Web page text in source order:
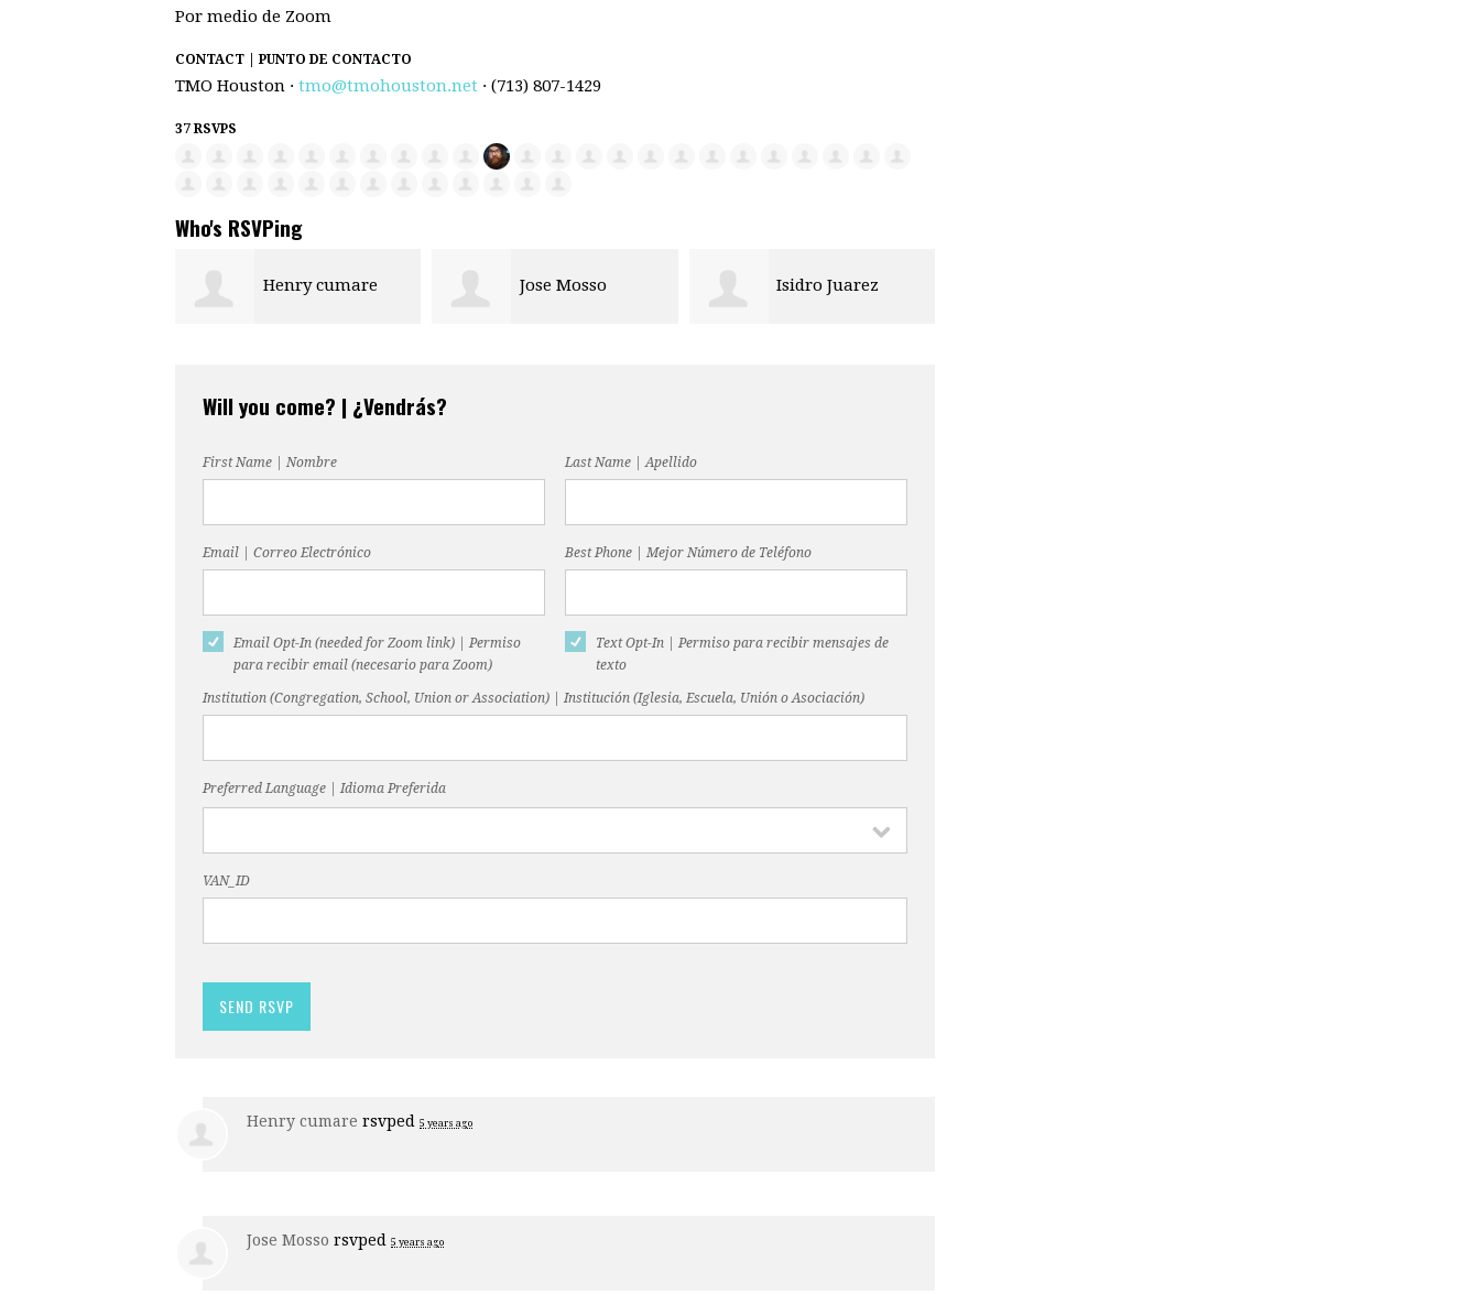
Por medio de Zoom
CONTACT | PUNTO DE CONTACTO
TMO Houston · tmo@tmohouston.net · (713) 807-1429
37 RSVPS
Who's RSVPing
Jose Mosso Isidro Juarez Lourdes Beltran
Will you come? | ¿Vendrás?
First Name | Nombre Last Name | Apellido
Email | Correo Electrónico Best Phone | Mejor Número de Teléfono
Email Opt-In (needed for Zoom link) | Permiso
para recibir email (necesario para Zoom)
Text Opt-In | Permiso para recibir mensajes de
texto
Institution (Congregation, School, Union or Association) | Institución (Iglesia, Escuela, Unión o Asociación)
Preferred Language | Idioma Preferida
VAN_ID
Henry cumare rsvped 5 years ago
Jose Mosso rsvped 5 years ago